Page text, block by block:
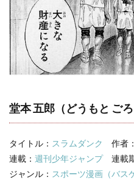
う）
2
【ス
ダン
ク】
の名
言・
名セ
3
スラ
ムダ
堂本 五郎（どうもと ごろ
タイトル： スラムダンク
作者
連載： 週刊少年ジャンプ連載期
ジャンル： スポーツ漫画（バス